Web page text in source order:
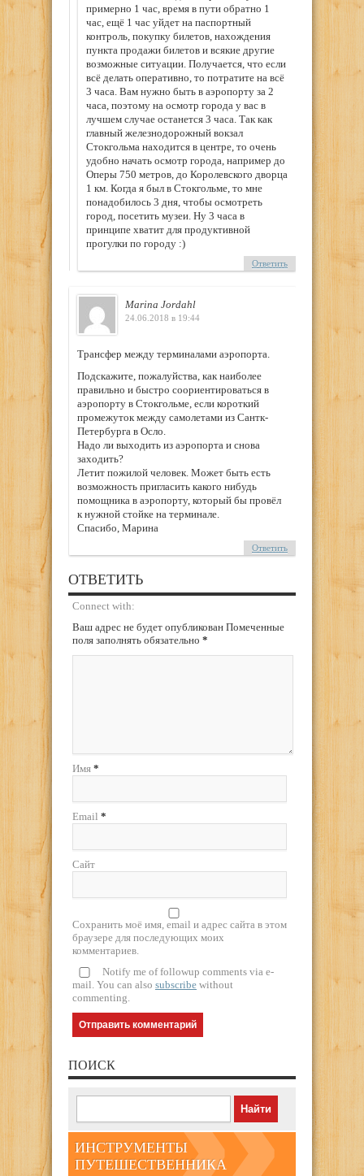
примерно 1 час, время в пути обратно 1
час, ещё 1 час уйдет на паспортный
контроль, покупку билетов, нахождения
пункта продажи билетов и всякие другие
возможные ситуации. Получается, что если
всё делать оперативно, то потратите на всё
3 часа. Вам нужно быть в аэропорту за 2
часа, поэтому на осмотр города у вас в
лучшем случае останется 3 часа. Так как
главный железнодорожный вокзал
Стокгольма находится в центре, то очень
удобно начать осмотр города, например до
Оперы 750 метров, до Королевского дворца
1 км. Когда я был в Стокгольме, то мне
понадобилось 3 дня, чтобы осмотреть
город, посетить музеи. Ну 3 часа в
принципе хватит для продуктивной
прогулки по городу :)
Ответить
Marina Jordahl
24.06.2018 в 19:44
Трансфер между терминалами аэропорта.
Подскажите, пожалуйства, как наиболее
правильно и быстро соориентироваться в
аэропорту в Стокгольме, если короткий
промежуток между самолетами из Сантк-
Петербурга в Осло.
Надо ли выходить из аэропорта и снова
заходить?
Летит пожилой человек. Может быть есть
возможность пригласить какого нибудь
помощника в аэропорту, который бы провёл
к нужной стойке на терминале.
Спасибо, Марина
Ответить
ОТВЕТИТЬ
Connect with:
Ваш адрес не будет опубликован Помеченные
поля заполнять обязательно *
Имя *
Email *
Сайт
Сохранить моё имя, email и адрес сайта в этом
браузере для последующих моих
комментариев.
Notify me of followup comments via e-
mail. You can also subscribe without
commenting.
ПОИСК
ИНСТРУМЕНТЫ
ПУТЕШЕСТВЕННИКА